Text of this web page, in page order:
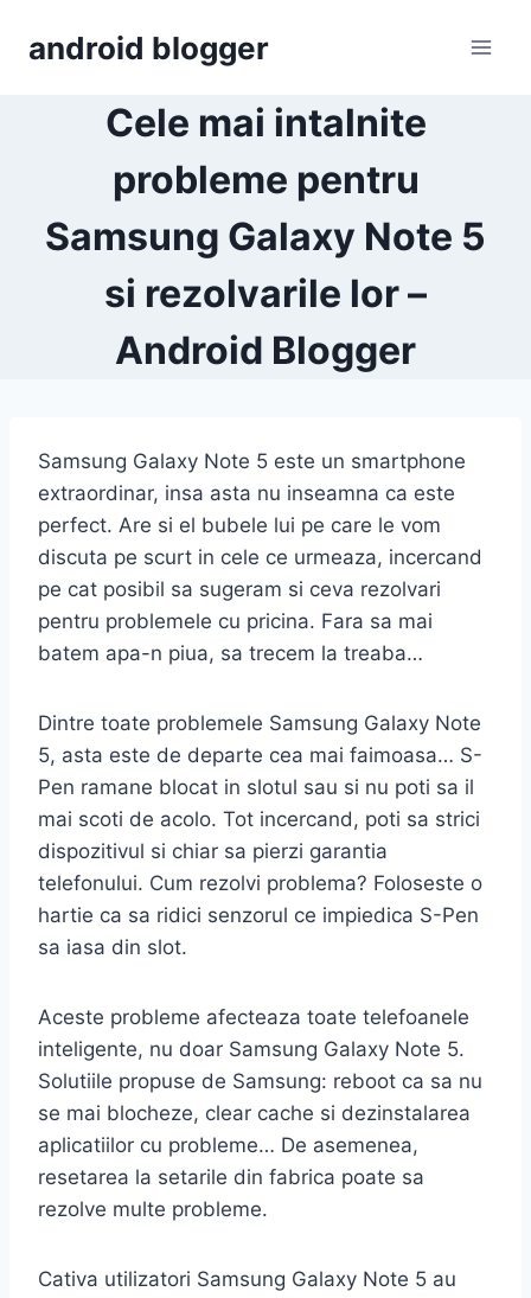
android blogger
Cele mai intalnite
probleme pentru
Samsung Galaxy Note 5
si rezolvarile lor –
Android Blogger
Samsung Galaxy Note 5 este un smartphone
extraordinar, insa asta nu inseamna ca este
perfect. Are si el bubele lui pe care le vom
discuta pe scurt in cele ce urmeaza, incercand
pe cat posibil sa sugeram si ceva rezolvari
pentru problemele cu pricina. Fara sa mai
batem apa-n piua, sa trecem la treaba…
Dintre toate problemele Samsung Galaxy Note
5, asta este de departe cea mai faimoasa… S-
Pen ramane blocat in slotul sau si nu poti sa il
mai scoti de acolo. Tot incercand, poti sa strici
dispozitivul si chiar sa pierzi garantia
telefonului. Cum rezolvi problema? Foloseste o
hartie ca sa ridici senzorul ce impiedica S-Pen
sa iasa din slot.
Aceste probleme afecteaza toate telefoanele
inteligente, nu doar Samsung Galaxy Note 5.
Solutiile propuse de Samsung: reboot ca sa nu
se mai blocheze, clear cache si dezinstalarea
aplicatiilor cu probleme… De asemenea,
resetarea la setarile din fabrica poate sa
rezolve multe probleme.
Cativa utilizatori Samsung Galaxy Note 5 au